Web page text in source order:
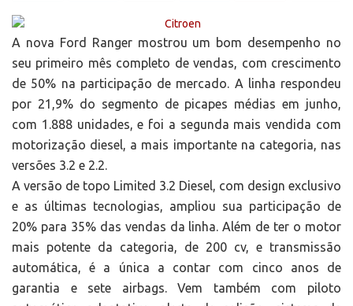
A nova Ford Ranger mostrou um bom desempenho no
seu primeiro mês completo de vendas, com crescimento
de 50% na participação de mercado. A linha respondeu
por 21,9% do segmento de picapes médias em junho,
com 1.888 unidades, e foi a segunda mais vendida com
motorização diesel, a mais importante na categoria, nas
versões 3.2 e 2.2.
A versão de topo Limited 3.2 Diesel, com design exclusivo
e as últimas tecnologias, ampliou sua participação de
20% para 35% das vendas da linha. Além de ter o motor
mais potente da categoria, de 200 cv, e transmissão
automática, é a única a contar com cinco anos de
garantia e sete airbags. Vem também com piloto